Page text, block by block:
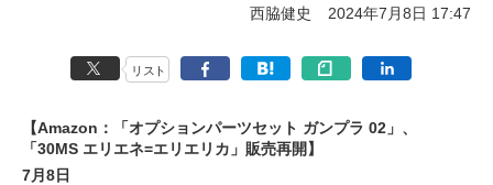
西脇健史 2024年7月8日 17:47
リスト
【Amazon：「オプションパーツセット ガンプラ 02」、
「30MS エリエネ=エリエリカ」販売再開】
7月8日